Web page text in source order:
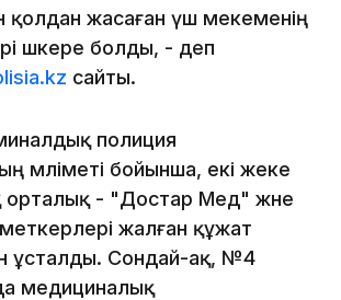
қолдан жасаған үш мекеменің
әшкере болды, - деп
сайты.
полиция
мәліметі бойынша, екі жеке
- "Достар Мед" және
жалған құжат
ұсталды. Сондай-ақ, №4
медициналық